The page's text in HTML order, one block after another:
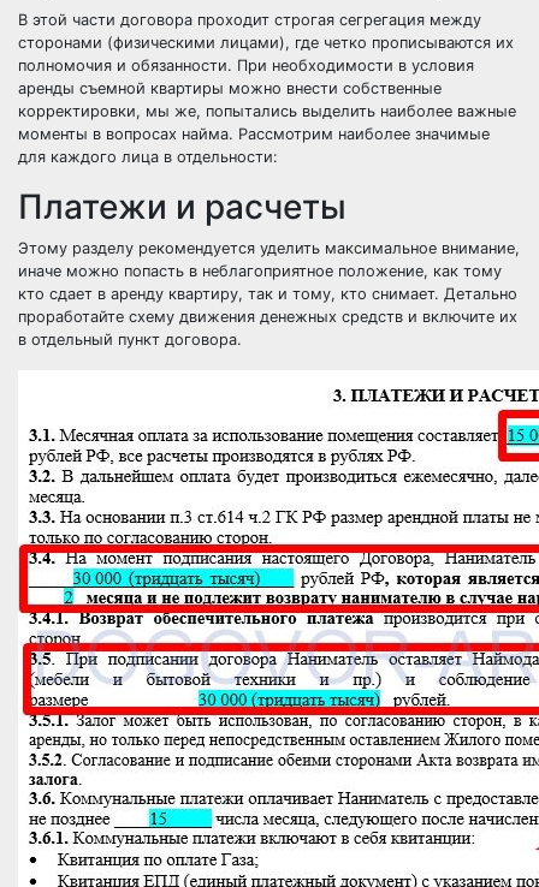
В этой части договора проходит строгая сегрегация между
сторонами (физическими лицами), где четко прописываются их
полномочия и обязанности. При необходимости в условия
аренды съемной квартиры можно внести собственные
корректировки, мы же, попытались выделить наиболее важные
моменты в вопросах найма. Рассмотрим наиболее значимые
для каждого лица в отдельности:
Платежи и расчеты
Этому разделу рекомендуется уделить максимальное внимание,
иначе можно попасть в неблагоприятное положение, как тому
кто сдает в аренду квартиру, так и тому, кто снимает. Детально
проработайте схему движения денежных средств и включите их
в отдельный пункт договора.